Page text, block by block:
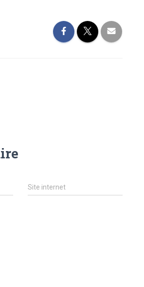
Site internet